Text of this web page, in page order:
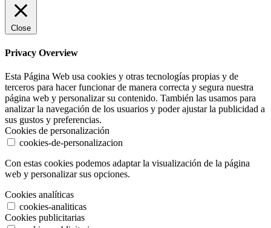
Close
Privacy Overview
Esta Página Web usa cookies y otras tecnologías propias y de
terceros para hacer funcionar de manera correcta y segura nuestra
página web y personalizar su contenido. También las usamos para
analizar la navegación de los usuarios y poder ajustar la publicidad a
sus gustos y preferencias.
Cookies de personalización
cookies-de-personalizacion
Con estas cookies podemos adaptar la visualización de la página
web y personalizar sus opciones.
Cookies analíticas
cookies-analiticas
Cookies publicitarias